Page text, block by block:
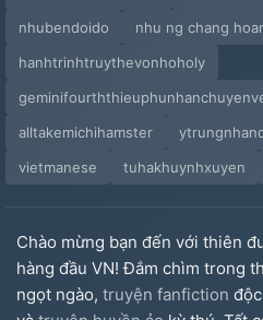
nhubendoido
nhu ng chang
hanhtrinhtruythevonhoholy
alltakemichihamster
vietmanese
tuhakhuynhxuyen
Chào mừng bạn đến với thiên
hàng đầu VN! Đắm chìm trong
ngọt ngào, truyện fanfiction